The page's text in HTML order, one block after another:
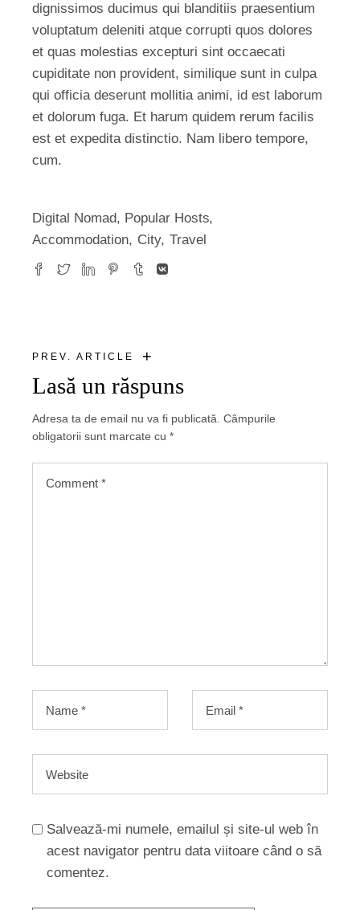
dignissimos ducimus qui blanditiis praesentium
voluptatum deleniti atque corrupti quos dolores
et quas molestias excepturi sint occaecati
cupiditate non provident, similique sunt in culpa
qui officia deserunt mollitia animi, id est laborum
et dolorum fuga. Et harum quidem rerum facilis
est et expedita distinctio. Nam libero tempore,
cum.
Digital Nomad, Popular Hosts
Accommodation
City Travel
PREV. ARTICLE +
Lasă un răspuns
Adresa ta de email nu va fi publicată. Câmpurile
obligatorii sunt marcate cu*
Salvează-mi numele, emailul și site-ul web în
acest navigator pentru data viitoare când o să
comentez.